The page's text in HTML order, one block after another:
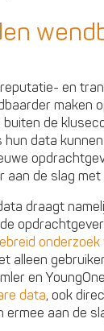
en
maken
de
data
aan de slag
draagt
alleen
en
data, ook
ermee aan de